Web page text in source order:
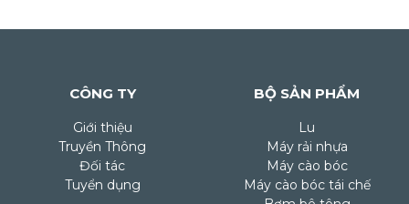
CÔNG TY
Giới thiệu
Truyền Thông
Đối tác
Tuyển dụng
BỘ SẢN PHẨM
Lu
Máy rải nhựa
Máy cào bóc
Máy cào bóc tái chế